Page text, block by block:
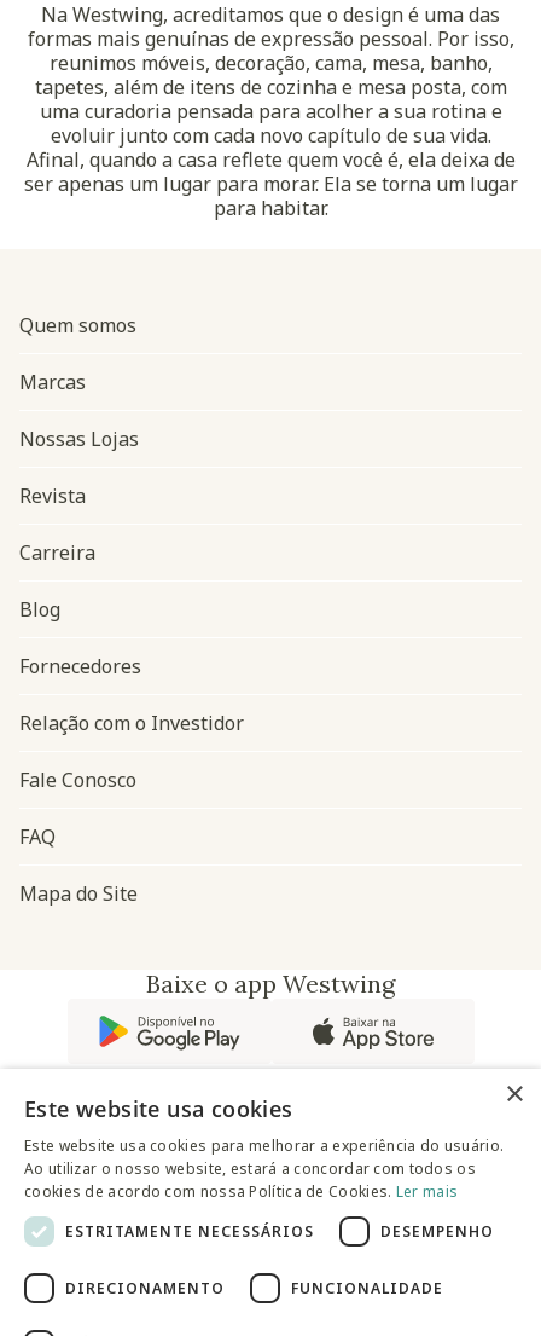
Na Westwing, acreditamos que o design é uma das
formas mais genuínas de expressão pessoal. Por isso,
reunimos móveis, decoração, cama, mesa, banho,
tapetes, além de itens de cozinha e mesa posta, com
uma curadoria pensada para acolher a sua rotina e
evoluir junto com cada novo capítulo de sua vida.
Afinal, quando a casa reflete quem você é, ela deixa de
ser apenas um lugar para morar. Ela se torna um lugar
para habitar.
Navegação do rodapé
Quem somos
Marcas
Nossas Lojas
Revista
Carreira
Blog
Fornecedores
Relação com o Investidor
Fale Conosco
FAQ
Mapa do Site
Baixe o app Westwing
@westwingbr
Somos uma empresa certificada
© 2025 Westwing Comércio Varejista S.A WESTWING
×
Este website usa cookies
Este website usa cookies para melhorar a experiência do usuário.
Ao utilizar o nosso website, estará a concordar com todos os
cookies de acordo com nossa Política de Cookies. Ler mais
ESTRITAMENTE NECESSÁRIOS
DESEMPENHO
DIRECIONAMENTO FUNCIONALIDADE